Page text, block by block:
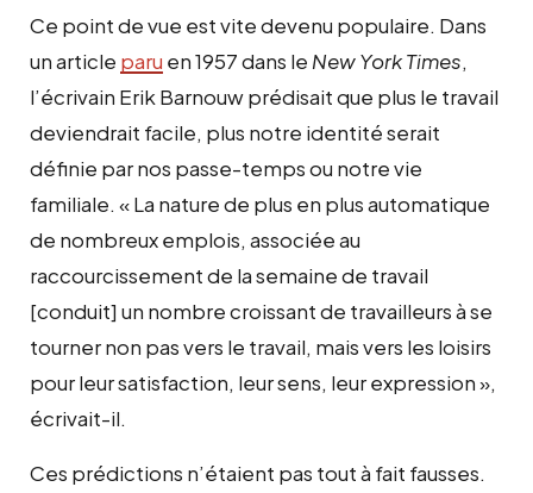
Ce point de vue est vite devenu populaire. Dans
un article paru en 1957 dans le New York Times,
l’écrivain Erik Barnouw prédisait que plus le travail
deviendrait facile, plus notre identité serait
définie par nos passe-temps ou notre vie
familiale. « La nature de plus en plus automatique
de nombreux emplois, associée au
raccourcissement de la semaine de travail
[conduit] un nombre croissant de travailleurs à se
tourner non pas vers le travail, mais vers les loisirs
pour leur satisfaction, leur sens, leur expression »,
écrivait-il.
Ces prédictions n’étaient pas tout à fait fausses.